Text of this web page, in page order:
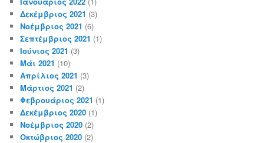
Δεκέμβριος 2021 (3)
Νοέμβριος 2021 (6)
Σεπτέμβριος 2021 (1)
Ιούνιος 2021 (3)
Μάι 2021 (10)
Απρίλιος 2021 (3)
Μάρτιος 2021 (2)
Φεβρουάριος 2021 (1)
Δεκέμβριος 2020 (1)
Νοέμβριος 2020 (2)
Οκτώβριος 2020 (2)